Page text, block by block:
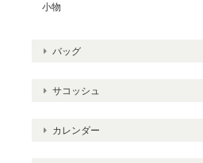
小物
バッグ
サコッシュ
カレンダー